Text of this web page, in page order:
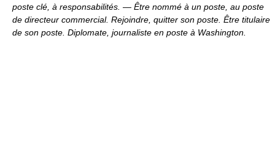
poste clé, à responsabilités. — Être nommé à un poste, au poste
de directeur commercial. Rejoindre, quitter son poste. Être titulaire
de son poste. Diplomate, journaliste en poste à Washington.